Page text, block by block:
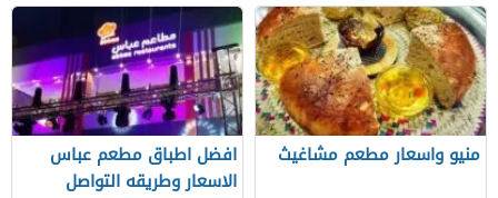
منيو واسعار مطعم مشاغيث
افضل اطباق مطعم عباس
الاسعار وطريقه التواصل